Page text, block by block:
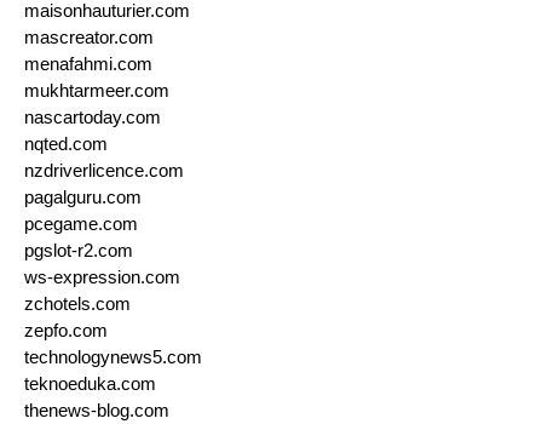
maisonhauturier.com
mascreator.com
menafahmi.com
mukhtarmeer.com
nascartoday.com
nqted.com
nzdriverlicence.com
pagalguru.com
pcegame.com
pgslot-r2.com
ws-expression.com
zchotels.com
zepfo.com
technologynews5.com
teknoeduka.com
thenews-blog.com